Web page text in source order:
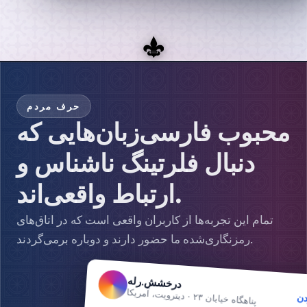
حرف مردم
محبوب فارسی‌زبان‌هایی که
دنبال فلرتینگ ناشناس و
ارتباط واقعی‌اند.
تمام این تجربه‌ها از کاربران واقعی است که در اتاق‌های
رمزنگاری‌شده ما حضور دارند و دوباره برمی‌گردند.
درخشش.رله
پناهگاه خیابان ۲۳ · دیترویت، آمریکا